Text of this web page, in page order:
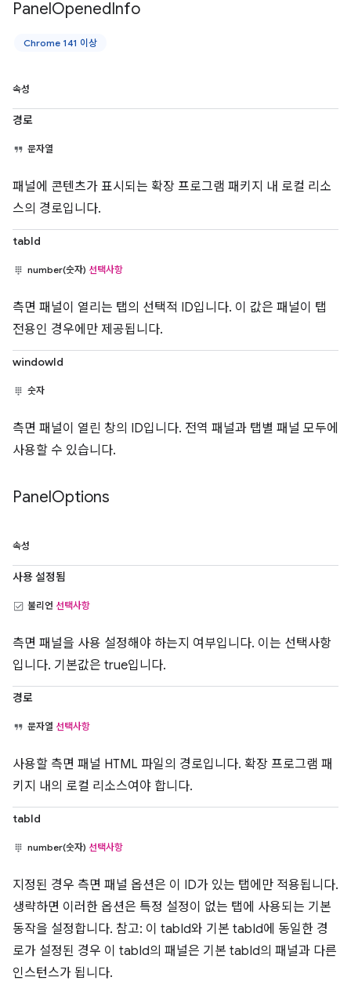
PanelOpenedInfo
Chrome 141 이상
속성
경로
문자열
패널에 콘텐츠가 표시되는 확장 프로그램 패키지 내 로컬 리소
스의 경로입니다.
tabId
number(숫자) 선택사항
측면 패널이 열리는 탭의 선택적 ID입니다. 이 값은 패널이 탭
전용인 경우에만 제공됩니다.
windowId
숫자
측면 패널이 열린 창의 ID입니다. 전역 패널과 탭별 패널 모두에
사용할 수 있습니다.
PanelOptions
속성
사용 설정됨
불리언 선택사항
측면 패널을 사용 설정해야 하는지 여부입니다. 이는 선택사항
입니다. 기본값은 true입니다.
경로
문자열 선택사항
사용할 측면 패널 HTML 파일의 경로입니다. 확장 프로그램 패
키지 내의 로컬 리소스여야 합니다.
tabId
number(숫자) 선택사항
지정된 경우 측면 패널 옵션은 이 ID가 있는 탭에만 적용됩니다.
생략하면 이러한 옵션은 특정 설정이 없는 탭에 사용되는 기본
동작을 설정합니다. 참고: 이 tabId와 기본 tabId에 동일한 경
로가 설정된 경우 이 tabId의 패널은 기본 tabId의 패널과 다른
인스턴스가 됩니다.